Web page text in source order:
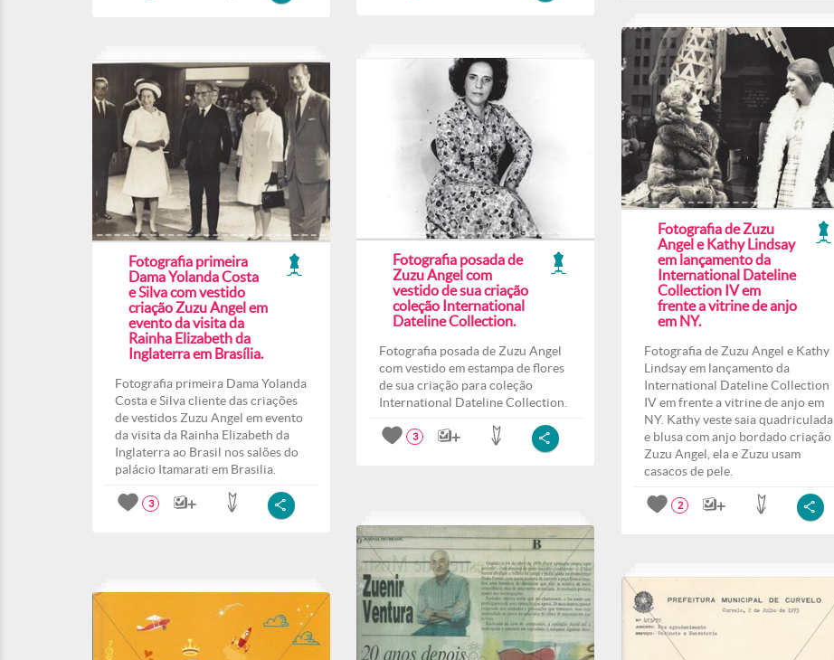
Fotografia de Zuzu
Angel e Kathy Lindsay
em lançamento da
International Dateline
Collection IV em
frente a vitrine de anjo
em NY.
Fotografia de Zuzu Angel e Kathy
Lindsay em lançamento da
International Dateline Collection
IV em frente a vitrine de anjo em
NY. Kathy veste saia quadriculada
e blusa com anjo bordado criação
Zuzu Angel, ela e Zuzu usam
casacos de pele.
2
Fotografia posada de
Zuzu Angel com
vestido de sua criação
coleção International
Dateline Collection.
Fotografia posada de Zuzu Angel
com vestido em estampa de flores
de sua criação para coleção
International Dateline Collection.
3
Fotografia primeira
Dama Yolanda Costa
e Silva com vestido
criação Zuzu Angel em
evento da visita da
Rainha Elizabeth da
Inglaterra em Brasília.
Fotografia primeira Dama Yolanda
Costa e Silva cliente das criações
de vestidos Zuzu Angel em evento
da visita da Rainha Elizabeth da
Inglaterra ao Brasil nos salões do
palácio Itamarati em Brasilia.
3